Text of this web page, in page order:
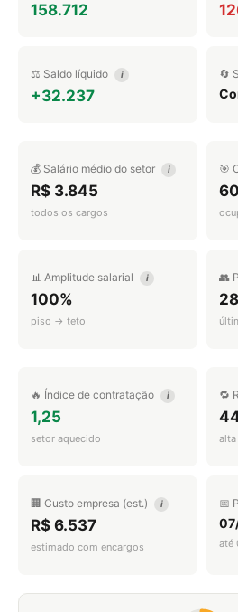
158.712
⚖️ Saldo líquido i
+32.237
🔄
💰 Salário médio do setor i
R$ 3.845
todos os cargos
🎯
📊 Amplitude salarial i
100%
piso → teto
👥
🔥 Índice de contratação i
1,25
setor aquecido
🔁
🏢 Custo empresa (est.) i
R$ 6.537
estimado com encargos
📅
até